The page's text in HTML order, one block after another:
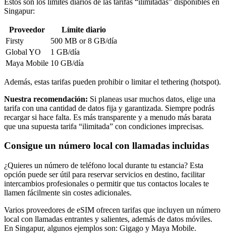
Singapur:
Proveedor
Límite diario
Firsty
500 MB or 8 GB/día
Global YO
1 GB/día
Maya Mobile 10 GB/día
Además, estas tarifas pueden prohibir o limitar el tethering (hotspot).
Nuestra recomendación: Si planeas usar muchos datos, elige una
tarifa con una cantidad de datos fija y garantizada. Siempre podrás
recargar si hace falta. Es más transparente y a menudo más barata
que una supuesta tarifa “ilimitada” con condiciones imprecisas.
Consigue un número local con llamadas incluidas
¿Quieres un número de teléfono local durante tu estancia? Esta
opción puede ser útil para reservar servicios en destino, facilitar
intercambios profesionales o permitir que tus contactos locales te
llamen fácilmente sin costes adicionales.
Varios proveedores de eSIM ofrecen tarifas que incluyen un número
local con llamadas entrantes y salientes, además de datos móviles.
En Singapur, algunos ejemplos son: Gigago y Maya Mobile.